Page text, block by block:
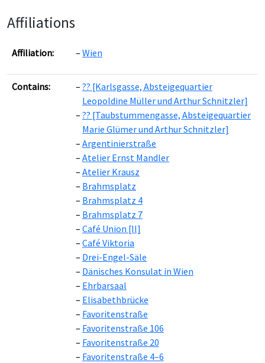
Leaflet |©OpenStreetMapcontributors ©CARTO
Affiliations
Affiliation: Wien
Contains:
?? [Karlsgasse, Absteigequartier
Leopoldine Müller und Arthur Schnitzler]
?? [Taubstummengasse, Absteigequartier
Marie Glümer und Arthur Schnitzler]
Argentinierstraße
Atelier Ernst Mandler
Atelier Krausz
Brahmsplatz
Brahmsplatz 4
Brahmsplatz 7
Café Union [II]
Café Viktoria
Drei-Engel-Säle
Dänisches Konsulat in Wien
Ehrbarsaal
Elisabethbrücke
Favoritenstraße
Favoritenstraße 106
Favoritenstraße 20
Favoritenstraße 4–6